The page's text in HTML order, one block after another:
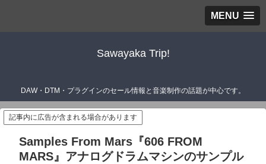
MENU
Sawayaka Trip!
DAW・DTM・プラグインのセール情報と音楽制作の話題が中心です。
記事内に広告が含まれる場合があります
Samples From Mars『606 FROM
MARS』アナログドラムマシンのサンプル